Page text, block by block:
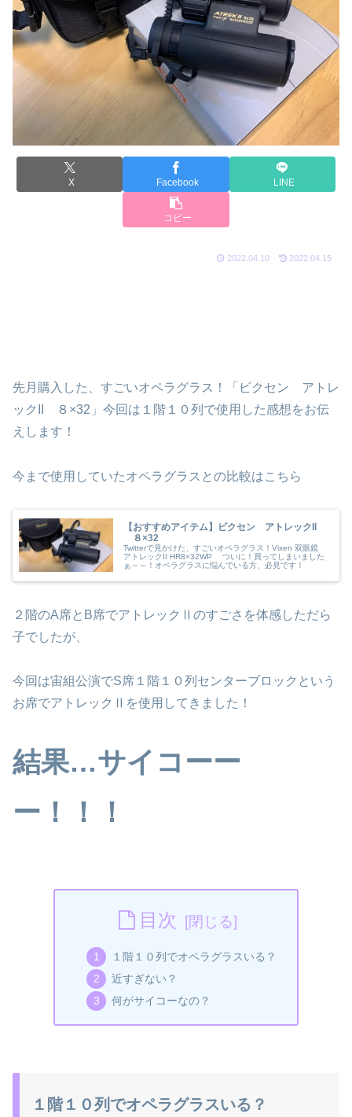
X Facebook LINE
コピー
2022.04.10 2022.04.15
先月購入した、すごいオペラグラス！「ビクセン アトレ
ックII ８×32」今回は１階１０列で使用した感想をお伝
えします！
今まで使用していたオペラグラスとの比較はこちら
【おすすめアイテム】ビクセン アトレックII
８×32
Twitterで見かけた、すごいオペラグラス！Vixen 双眼鏡
アトレックII HR8×32WP ついに！買ってしまいました
ぁ～～！オペラグラスに悩んでいる方、必見です！
２階のA席とB席でアトレックⅡのすごさを体感しただら
子でしたが、
今回は宙組公演でS席１階１０列センターブロックという
お席でアトレックⅡを使用してきました！
結果…サイコーー
ー！！！
目次
１階１０列でオペラグラスいる？
近すぎない？
何がサイコーなの？
１階１０列でオペラグラスいる？